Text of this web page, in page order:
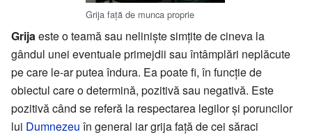
Grija faţă de munca proprie
Grijaeste o teamă sau nelinişte simţite de cineva la
gândul unei eventuale primejdii sau întâmplări neplăcute
pe care le-ar putea îndura. Ea poate fi, în funcţie de
obiectul care o determină, pozitivă sau negativă. Este
pozitivă când se referă la respectarea legilor şi poruncilor
lui Dumnezeu în general iar grija faţă de cei săraci